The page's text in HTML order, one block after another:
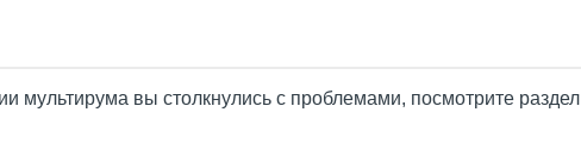
мультирума вы столкнулись с проблемами, посмотрите раздел